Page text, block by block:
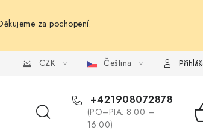
za pochopení.
CZK Čeština
+421908072878
(PO–PIA: 8:00 –
16:00)